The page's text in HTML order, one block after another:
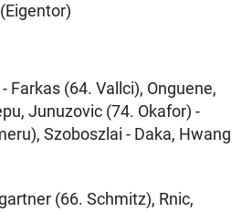
Farkas (64. Vallci), Onguene,
Junuzovic (74. Okafor) -
Szoboszlai - Daka, Hwang
(66. Schmitz), Rnic,